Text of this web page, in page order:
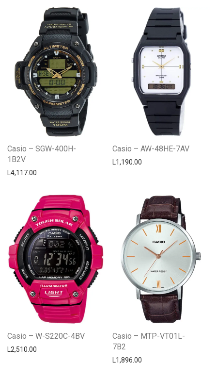
Casio – SGW-400H-
1B2V
L4,117.00
Casio – AW-48HE-7AV
L1,190.00
Casio – W-S220C-4BV
L2,510.00
Casio – MTP-VT01L-
7B2
L1,896.00